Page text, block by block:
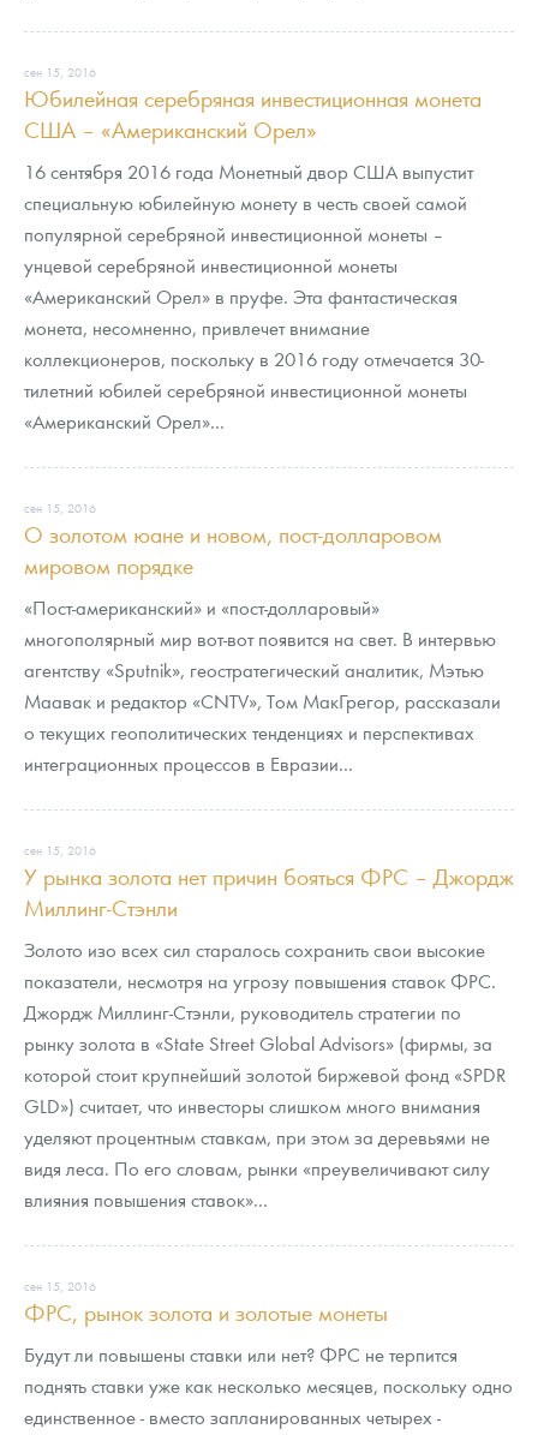
сен 15, 2016
Юбилейная серебряная инвестиционная монета
США – «Американский Орел»
16 сентября 2016 года Монетный двор США выпустит
специальную юбилейную монету в честь своей самой
популярной серебряной инвестиционной монеты –
унцевой серебряной инвестиционной монеты
«Американский Орел» в пруфе. Эта фантастическая
монета, несомненно, привлечет внимание
коллекционеров, поскольку в 2016 году отмечается 30-
тилетний юбилей серебряной инвестиционной монеты
«Американский Орел»...
сен 15, 2016
О золотом юане и новом, пост-долларовом
мировом порядке
«Пост-американский» и «пост-долларовый»
многополярный мир вот-вот появится на свет. В интервью
агентству «Sputnik», геостратегический аналитик, Мэтью
Маавак и редактор «CNTV», Том МакГрегор, рассказали
о текущих геополитических тенденциях и перспективах
интеграционных процессов в Евразии...
сен 15, 2016
У рынка золота нет причин бояться ФРС – Джордж
Миллинг-Стэнли
Золото изо всех сил старалось сохранить свои высокие
показатели, несмотря на угрозу повышения ставок ФРС.
Джордж Миллинг-Стэнли, руководитель стратегии по
рынку золота в «State Street Global Advisors» (фирмы, за
которой стоит крупнейший золотой биржевой фонд «SPDR
GLD») считает, что инвесторы слишком много внимания
уделяют процентным ставкам, при этом за деревьями не
видя леса. По его словам, рынки «преувеличивают силу
влияния повышения ставок»...
сен 15, 2016
ФРС, рынок золота и золотые монеты
Будут ли повышены ставки или нет? ФРС не терпится
поднять ставки уже как несколько месяцев, поскольку одно
единственное - вместо запланированных четырех -